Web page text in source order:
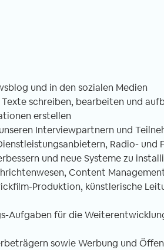
und in den sozialen Medien
schreiben, bearbeiten und
erstellen
Interviewpartnern und
Radio- und
und neue Systeme zu
Content
Produktion, künstlerische
Aufgaben für die
sowie Werbung und